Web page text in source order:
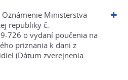
Oznámenie Ministerstva
republiky č.
726 o vydaní poučenia na
priznania k dani z
(Dátum zverejnenia: